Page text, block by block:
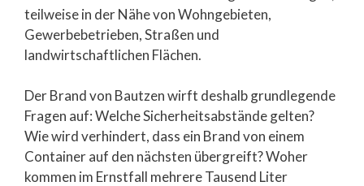
teilweise in der Nähe von Wohngebieten,
Gewerbebetrieben, Straßen und
landwirtschaftlichen Flächen.
Der Brand von Bautzen wirft deshalb grundlegende
Fragen auf: Welche Sicherheitsabstände gelten?
Wie wird verhindert, dass ein Brand von einem
Container auf den nächsten übergreift? Woher
kommen im Ernstfall mehrere Tausend Liter